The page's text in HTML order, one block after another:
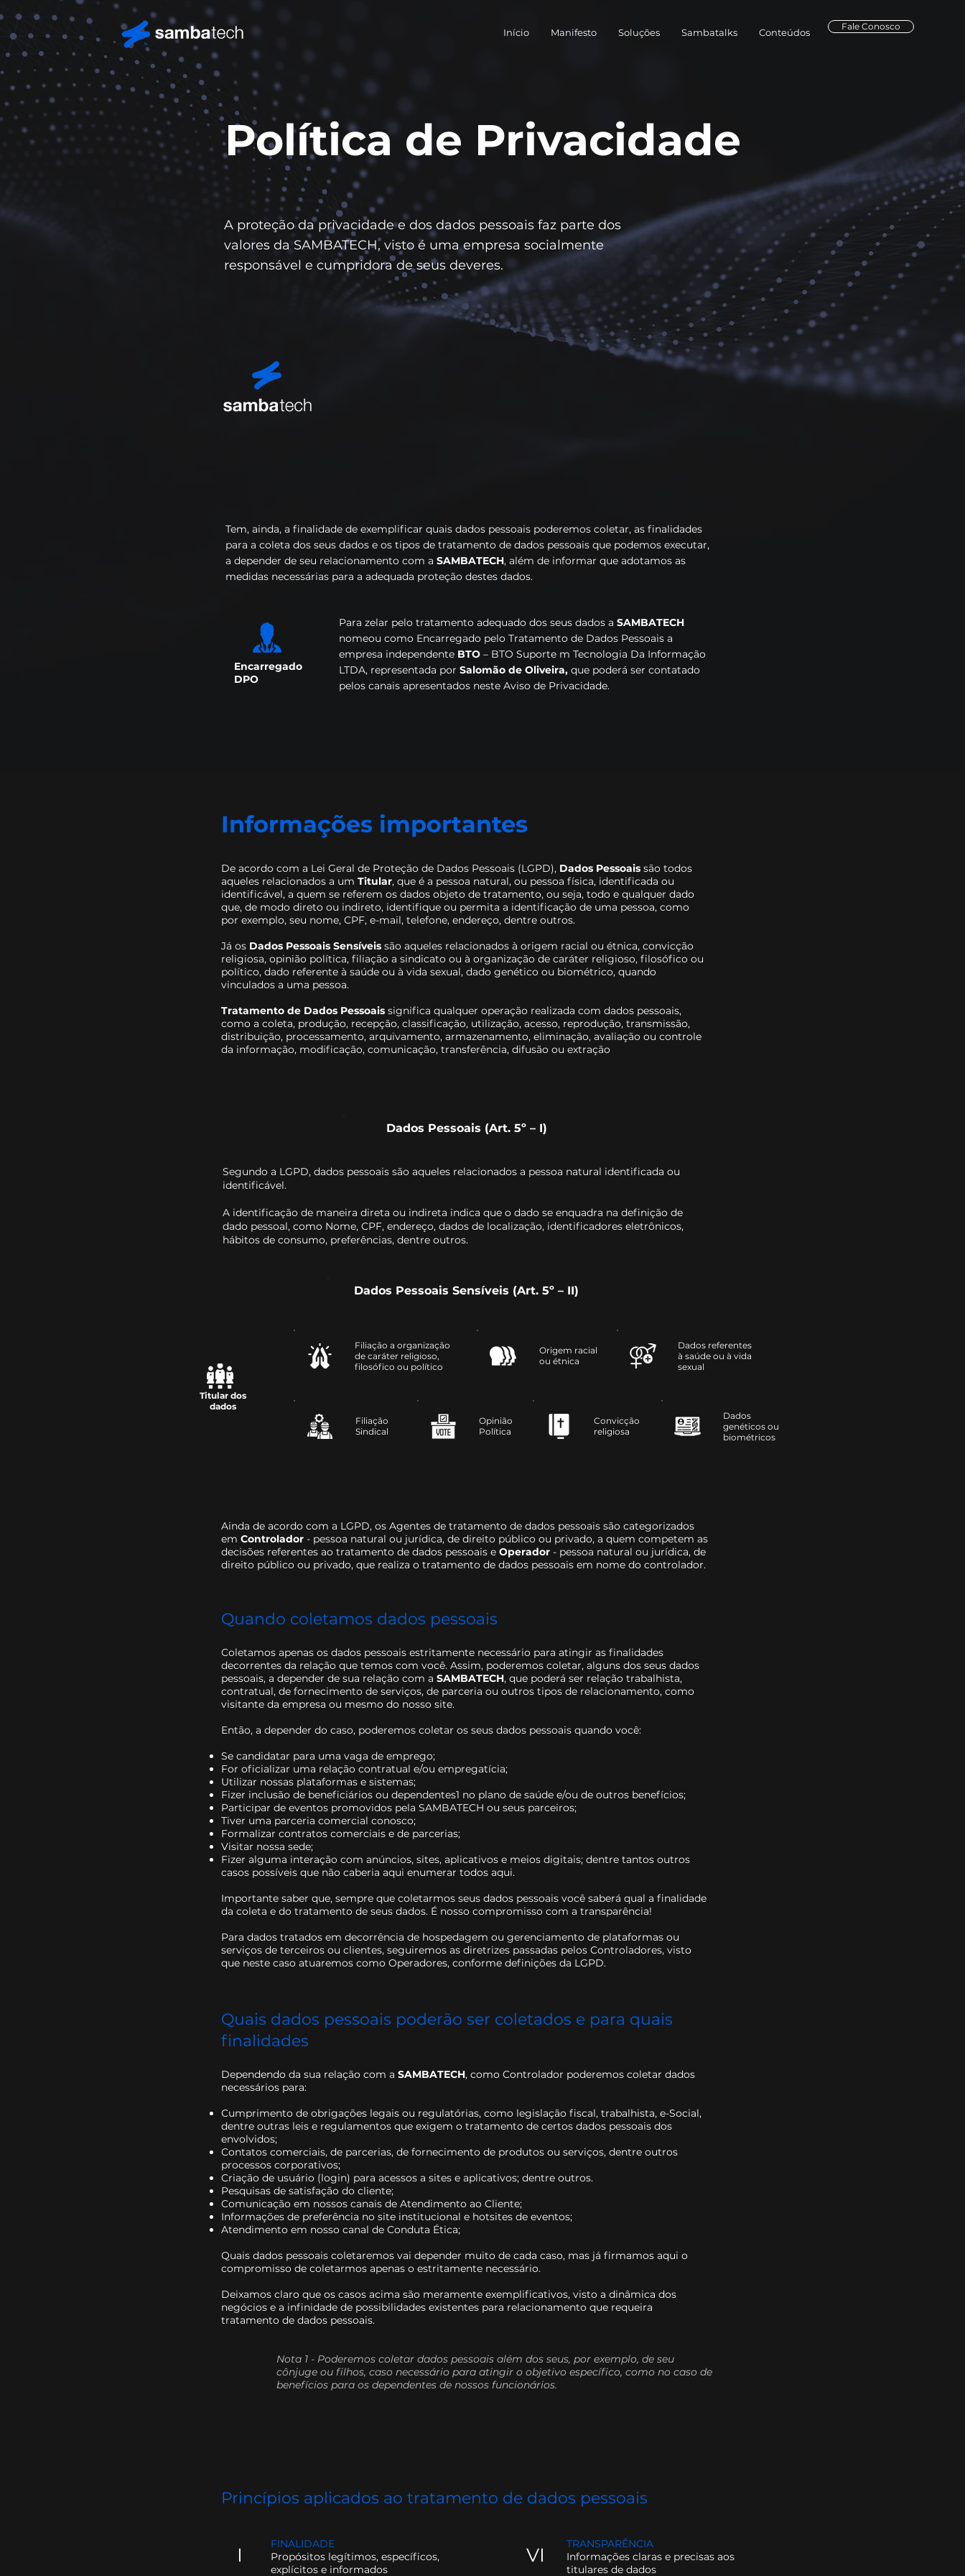
Início Manifesto Soluções Sambatalks Conteúdos
Fale Conosco
Política de Privacidade
A proteção da privacidade e dos dados pessoais faz parte dos
valores da SAMBATECH, visto é uma empresa socialmente
responsável e cumpridora de seus deveres.
Este aviso de privacidade demonstra o compromisso da SAMBATECH com a
privacidade dos seus clientes, parceiros empregados e todos os titulares dos
quais trata dados pessoais, com a proteção de seus dados e com seus direitos
Tem, ainda, a finalidade de exemplificar quais dados pessoais poderemos coletar, as finalidades
para a coleta dos seus dados e os tipos de tratamento de dados pessoais que podemos executar,
a depender de seu relacionamento com a SAMBATECH, além de informar que adotamos as
medidas necessárias para a adequada proteção destes dados.
Encarregado
DPO
Para zelar pelo tratamento adequado dos seus dados a SAMBATECH
nomeou como Encarregado pelo Tratamento de Dados Pessoais a
empresa independente BTO – BTO Suporte m Tecnologia Da Informação
LTDA, representada por Salomão de Oliveira, que poderá ser contatado
pelos canais apresentados neste Aviso de Privacidade.
Informações importantes
De acordo com a Lei Geral de Proteção de Dados Pessoais (LGPD), Dados Pessoais são todos
aqueles relacionados a um Titular, que é a pessoa natural, ou pessoa física, identificada ou
identificável, a quem se referem os dados objeto de tratamento, ou seja, todo e qualquer dado
que, de modo direto ou indireto, identifique ou permita a identificação de uma pessoa, como
por exemplo, seu nome, CPF, e-mail, telefone, endereço, dentre outros.
Já os Dados Pessoais Sensíveis são aqueles relacionados à origem racial ou étnica, convicção
religiosa, opinião política, filiação a sindicato ou à organização de caráter religioso, filosófico ou
político, dado referente à saúde ou à vida sexual, dado genético ou biométrico, quando
vinculados a uma pessoa.
Tratamento de Dados Pessoais significa qualquer operação realizada com dados pessoais,
como a coleta, produção, recepção, classificação, utilização, acesso, reprodução, transmissão,
distribuição, processamento, arquivamento, armazenamento, eliminação, avaliação ou controle
da informação, modificação, comunicação, transferência, difusão ou extração
Dados Pessoais (Art. 5º – I)
Segundo a LGPD, dados pessoais são aqueles relacionados a pessoa natural identificada ou
identificável.
A identificação de maneira direta ou indireta indica que o dado se enquadra na definição de
dado pessoal, como Nome, CPF, endereço, dados de localização, identificadores eletrônicos,
hábitos de consumo, preferências, dentre outros.
Dados Pessoais Sensíveis (Art. 5º – II)
Titular dos
dados
Filiação a organização
de caráter religioso,
filosófico ou político
Origem racial
ou étnica
Dados referentes
à saúde ou à vida
sexual
Filiação
Sindical
Opinião
Política
Convicção
religiosa
Dados
genéticos ou
biométricos
Ainda de acordo com a LGPD, os Agentes de tratamento de dados pessoais são categorizados
em Controlador - pessoa natural ou jurídica, de direito público ou privado, a quem competem as
decisões referentes ao tratamento de dados pessoais e Operador - pessoa natural ou jurídica, de
direito público ou privado, que realiza o tratamento de dados pessoais em nome do controlador.
Quando coletamos dados pessoais
Coletamos apenas os dados pessoais estritamente necessário para atingir as finalidades
decorrentes da relação que temos com você. Assim, poderemos coletar, alguns dos seus dados
pessoais, a depender de sua relação com a SAMBATECH, que poderá ser relação trabalhista,
contratual, de fornecimento de serviços, de parceria ou outros tipos de relacionamento, como
visitante da empresa ou mesmo do nosso site.
Então, a depender do caso, poderemos coletar os seus dados pessoais quando você:
Se candidatar para uma vaga de emprego;
For oficializar uma relação contratual e/ou empregatícia;
Utilizar nossas plataformas e sistemas;
Fizer inclusão de beneficiários ou dependentes1 no plano de saúde e/ou de outros benefícios;
Participar de eventos promovidos pela SAMBATECH ou seus parceiros;
Tiver uma parceria comercial conosco;
Formalizar contratos comerciais e de parcerias;
Visitar nossa sede;
Fizer alguma interação com anúncios, sites, aplicativos e meios digitais; dentre tantos outros
casos possíveis que não caberia aqui enumerar todos aqui.
Importante saber que, sempre que coletarmos seus dados pessoais você saberá qual a finalidade
da coleta e do tratamento de seus dados. É nosso compromisso com a transparência!
Para dados tratados em decorrência de hospedagem ou gerenciamento de plataformas ou
serviços de terceiros ou clientes, seguiremos as diretrizes passadas pelos Controladores, visto
que neste caso atuaremos como Operadores, conforme definições da LGPD.
Quais dados pessoais poderão ser coletados e para quais
finalidades
Dependendo da sua relação com a SAMBATECH, como Controlador poderemos coletar dados
necessários para:
Cumprimento de obrigações legais ou regulatórias, como legislação fiscal, trabalhista, e-Social,
dentre outras leis e regulamentos que exigem o tratamento de certos dados pessoais dos
envolvidos;
Contatos comerciais, de parcerias, de fornecimento de produtos ou serviços, dentre outros
processos corporativos;
Criação de usuário (login) para acessos a sites e aplicativos; dentre outros.
Pesquisas de satisfação do cliente;
Comunicação em nossos canais de Atendimento ao Cliente;
Informações de preferência no site institucional e hotsites de eventos;
Atendimento em nosso canal de Conduta Ética;
Quais dados pessoais coletaremos vai depender muito de cada caso, mas já firmamos aqui o
compromisso de coletarmos apenas o estritamente necessário.
Deixamos claro que os casos acima são meramente exemplificativos, visto a dinâmica dos
negócios e a infinidade de possibilidades existentes para relacionamento que requeira
tratamento de dados pessoais.
Nota 1 - Poderemos coletar dados pessoais além dos seus, por exemplo, de seu
cônjuge ou filhos, caso necessário para atingir o objetivo específico, como no caso de
benefícios para os dependentes de nossos funcionários.
Princípios aplicados ao tratamento de dados pessoais
I
FINALIDADE
Propósitos legítimos, específicos,
explícitos e informados
VI
TRANSPARÊNCIA
Informações claras e precisas aos
titulares de dados